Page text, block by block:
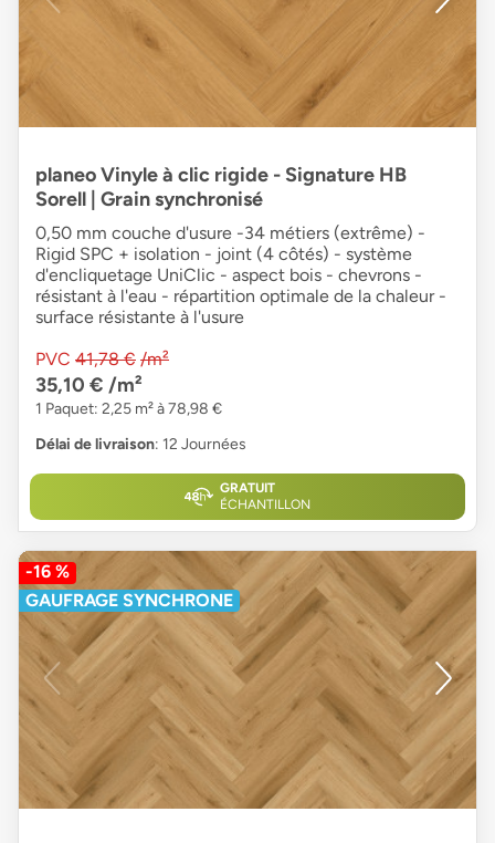
planeo Vinyle à clic rigide - Signature HB
Sorell | Grain synchronisé
0,50 mm couche d'usure -34 métiers (extrême) -
Rigid SPC + isolation - joint (4 côtés) - système
d'encliquetage UniClic - aspect bois - chevrons -
résistant à l'eau - répartition optimale de la chaleur -
surface résistante à l'usure
PVC 41,78 € /m²
35,10 € /m²
1 Paquet: 2,25 m² à 78,98 €
Délai de livraison: 12 Journées
GRATUIT
ÉCHANTILLON
-16 %
GAUFRAGE SYNCHRONE